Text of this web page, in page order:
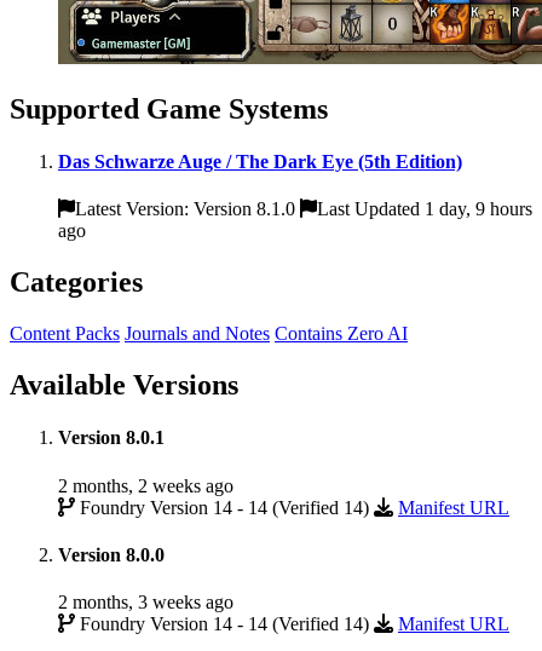
Supported Game Systems
Das Schwarze Auge / The Dark Eye (5th Edition)
Latest Version: Version 8.1.0
Last Updated 1 day, 9 hours
ago
Categories
Content Packs Journals and Notes Contains Zero AI
Available Versions
Version 8.0.1
2 months, 2 weeks ago
Foundry Version 14 - 14 (Verified 14)
Manifest URL
Version 8.0.0
2 months, 3 weeks ago
Foundry Version 14 - 14 (Verified 14)
Manifest URL